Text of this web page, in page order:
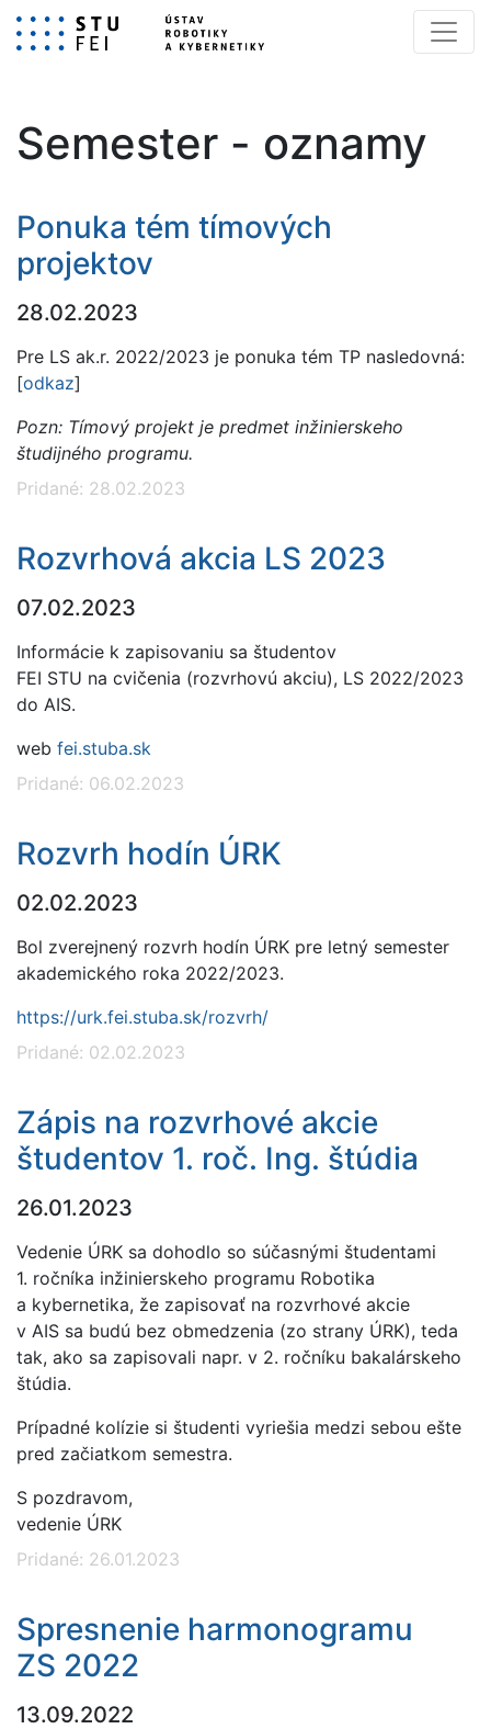
Semester - oznamy
Ponuka tém tímových
projektov
28.02.2023
Pre LS ak.r. 2022/2023 je ponuka tém TP nasledovná:
[odkaz]
Pozn: Tímový projekt je predmet inžinierskeho
študijného programu.
Pridané: 28.02.2023
Rozvrhová akcia LS 2023
07.02.2023
Informácie k zapisovaniu sa študentov
FEI STU na cvičenia (rozvrhovú akciu), LS 2022/2023
do AIS.
web fei.stuba.sk
Pridané: 06.02.2023
Rozvrh hodín ÚRK
02.02.2023
Bol zverejnený rozvrh hodín ÚRK pre letný semester
akademického roka 2022/2023.
https://urk.fei.stuba.sk/rozvrh/
Pridané: 02.02.2023
Zápis na rozvrhové akcie
študentov 1. roč. Ing. štúdia
26.01.2023
Vedenie ÚRK sa dohodlo so súčasnými študentami
1. ročníka inžinierskeho programu Robotika
a kybernetika, že zapisovať na rozvrhové akcie
v AIS sa budú bez obmedzenia (zo strany ÚRK), teda
tak, ako sa zapisovali napr. v 2. ročníku bakalárskeho
štúdia.
Prípadné kolízie si študenti vyriešia medzi sebou ešte
pred začiatkom semestra.
S pozdravom,
vedenie ÚRK
Pridané: 26.01.2023
Spresnenie harmonogramu
ZS 2022
13.09.2022